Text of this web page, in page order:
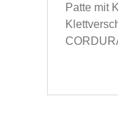
Patte mit